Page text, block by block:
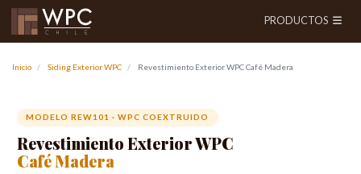
PRODUCTOS
Inicio Siding Exterior WPC Revestimiento Exterior WPC Café Madera
MODELO REW101 · WPC COEXTRUIDO
Revestimiento Exterior WPC
Café Madera